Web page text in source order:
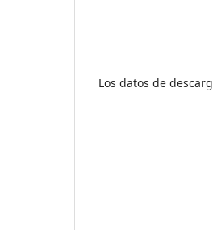
Los datos de